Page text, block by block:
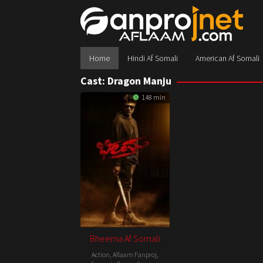
Home Hindi Af Somali American Af Somali
Cast: Dragon Manju
148 min
Bheema Af Somali
Action, Aflaam Fanproj,